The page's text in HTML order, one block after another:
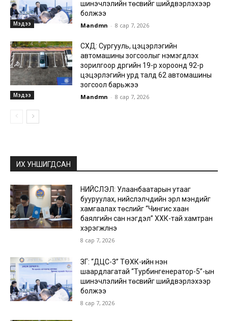
Мэдээ
шинэчлэлийн төсвийг шийдвэрлэхээр
болжээ
Mandmn - 8 сар 7, 2026
Мэдээ
СХД: Сургууль, цэцэрлэгийн
автомашины зогсоолыг нэмэгдүүлэх
зорилгоор дүүргийн 19-р хороонд 92-р
цэцэрлэгийн урд талд 62 автомашины
зогсоол барьжээ
Mandmn - 8 сар 7, 2026
ИХ УНШИГДСАН
НИЙСЛЭЛ: Улаанбаатарын утааг
бууруулах, нийслэлчүүдийн эрүүл мэндийг
хамгаалах төслийг “Чингис хаан
баялгийн сан нэгдэл” ХХК-тай хамтран
хэрэгжүүлнэ
8 сар 7, 2026
ЗГ: “ДЦС-3” ТӨХК-ийн нэн
шаардлагатай “Турбингенератор-5”-ын
шинэчлэлийн төсвийг шийдвэрлэхээр
болжээ
8 сар 7, 2026